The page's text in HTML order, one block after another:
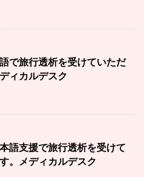
で旅行透析を受けていただ
ィカルデスク
語支援で旅行透析を受けて
。メディカルデスク